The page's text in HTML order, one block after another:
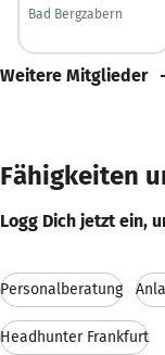
Bad Bergzabern
Weitere Mitglieder
Fähigkeiten
Logg Dich jetzt ein,
Personalberatung
Headhunter Frankfurt